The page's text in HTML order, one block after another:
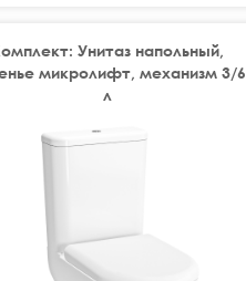
Унитаз напольный,
микролифт, механизм 3/6
л